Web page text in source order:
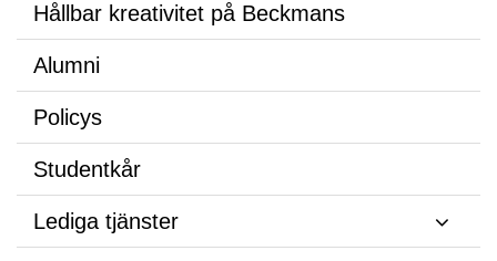
Hållbar kreativitet på Beckmans
Alumni
Policys
Studentkår
Lediga tjänster